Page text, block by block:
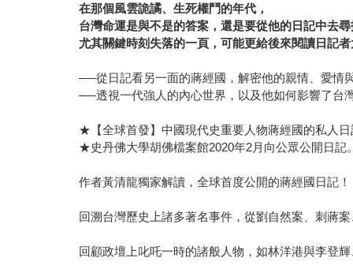
在那個風雲詭譎、生死權鬥的年代，
台灣命運是與不是的答案，還是要從他的日記中去
尤其關鍵時刻失落的一頁，可能更給後來閱讀日記
──從日記看另一面的蔣經國，解密他的親情、愛情
──透視一代強人的內心世界，以及他如何影響了台
★【全球首發】中國現代史重要人物蔣經國的私人
★史丹佛大學胡佛檔案館2020年2月向公眾公開日
作者黃清龍獨家解讀，全球首度公開的蔣經國日記！
回溯台灣歷史上諸多著名事件，從劉自然案、刺蔣
回顧政壇上叱吒一時的諸般人物，如林洋港與李登